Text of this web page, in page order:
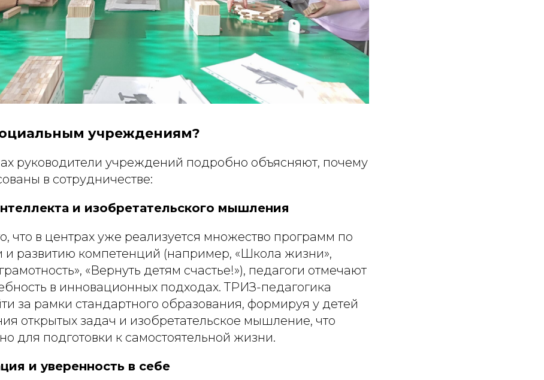
учреждениям?
руководители учреждений подробно объясняют, почему
в сотрудничестве:
и изобретательского мышления
что в центрах уже реализуется множество программ по
и развитию компетенций (например, «Школа жизни»,
«Вернуть детям счастье!»), педагоги отмечают
в инновационных подходах. ТРИЗ-педагогика
за рамки стандартного образования, формируя у детей
открытых задач и изобретательское мышление, что
для подготовки к самостоятельной жизни.
и уверенность в себе